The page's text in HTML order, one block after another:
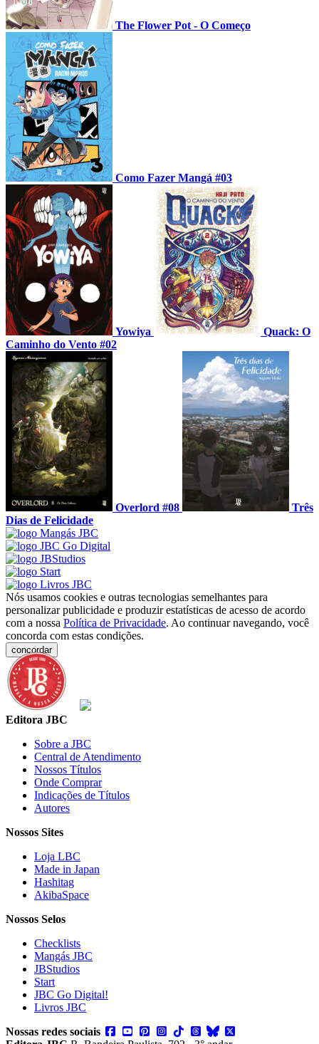
The Flower Pot - O Começo
Como Fazer Mangá #03
Yowiya
Quack: O
Caminho do Vento #02
Overlord #08
Três
Dias de Felicidade
Nós usamos cookies e outras tecnologias semelhantes para
personalizar publicidade e produzir estatísticas de acesso de acordo
com a nossa Política de Privacidade. Ao continuar navegando, você
concorda com estas condições.
concordar
Editora JBC
Sobre a JBC
Central de Atendimento
Nossos Títulos
Onde Comprar
Indicações de Títulos
Autores
Nossos Sites
Loja LBC
Made in Japan
Hashitag
AkibaSpace
Nossos Selos
Checklists
Mangás JBC
JBStudios
Start
JBC Go Digital!
Livros JBC
Nossas redes sociais